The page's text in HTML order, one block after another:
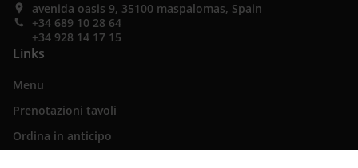
avenida oasis 9, 35100 maspalomas, Spain
+34 689 10 28 64
+34 928 14 17 15
Links
Menu
Prenotazioni tavoli
Ordina in anticipo